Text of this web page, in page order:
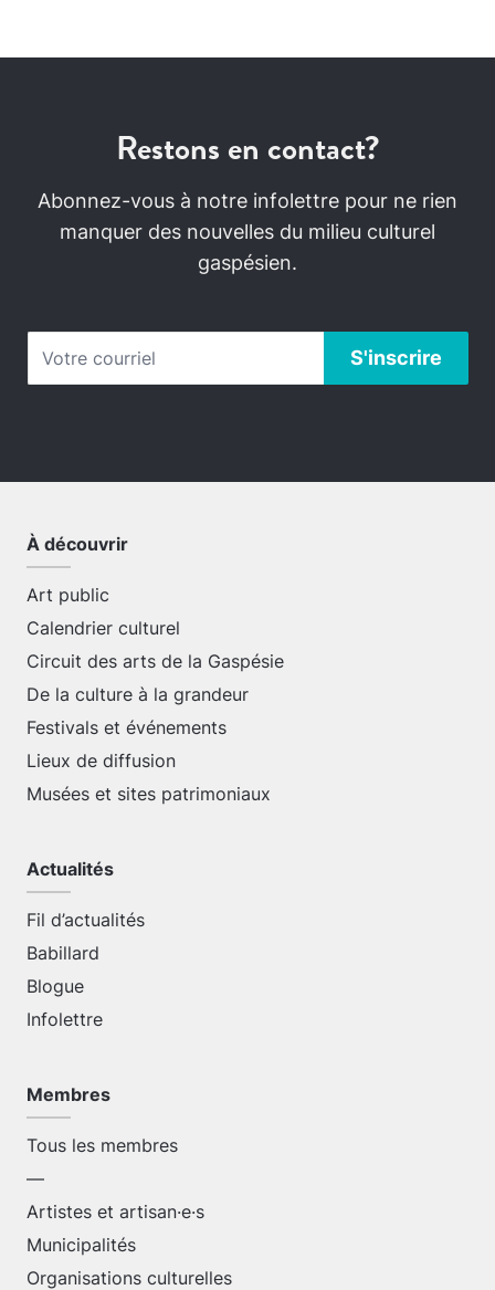
Restons en contact?
Abonnez-vous à notre infolettre pour ne rien
manquer des nouvelles du milieu culturel
gaspésien.
À découvrir
Art public
Calendrier culturel
Circuit des arts de la Gaspésie
De la culture à la grandeur
Festivals et événements
Lieux de diffusion
Musées et sites patrimoniaux
Actualités
Fil d’actualités
Babillard
Blogue
Infolettre
Membres
Tous les membres
—
Artistes et artisan·e·s
Municipalités
Organisations culturelles